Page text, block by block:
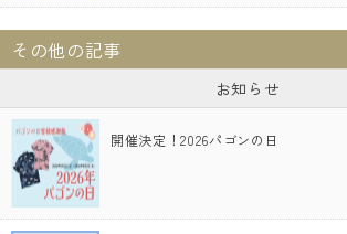
その他の記事
お知らせ
開催決定！2026パゴンの日